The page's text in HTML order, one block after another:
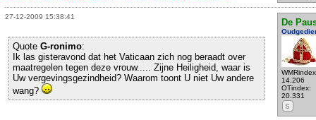
27-12-2009 15:38:41
De
14.206
OTindex:
20.331
S
Quote G-ronimo:
Ik las gisteravond dat het Vaticaan zich nog beraadt over
maatregelen tegen deze vrouw..... Zijne Heiligheid, waar is
Uw vergevingsgezindheid? Waarom toont U niet Uw andere
wang?